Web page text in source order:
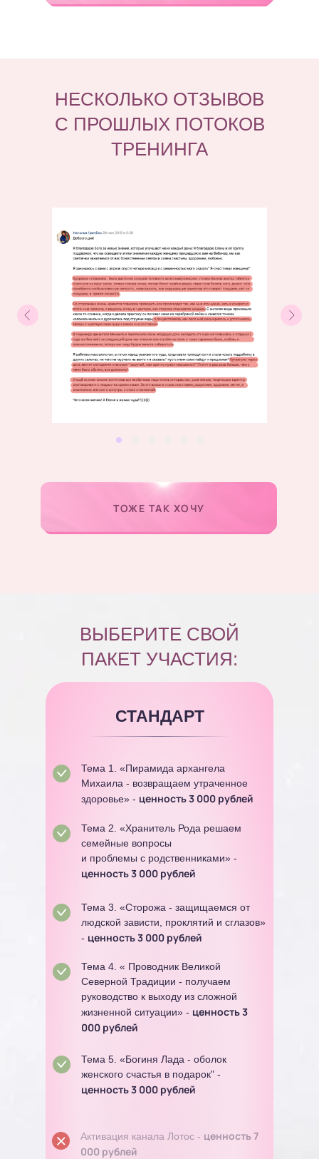
НЕСКОЛЬКО ОТЗЫВОВ
С ПРОШЛЫХ ПОТОКОВ
ТРЕНИНГА
ТОЖЕ ТАК ХОЧУ
СТАНДАРТ
Тема 1. «Пирамида архангела
Михаила - возвращаем утраченное
здоровье» - ценность 3 000 рублей
Тема 2. «Хранитель Рода решаем
семейные вопросы
и проблемы с родственниками» -
ценность 3 000 рублей
Тема 3. «Сторожа - защищаемся от
людской зависти, проклятий и сглазов»
- ценность 3 000 рублей
Тема 4. « Проводник Великой
Северной Традиции - получаем
руководство к выходу из сложной
жизненной ситуации» - ценность 3
000 рублей
Тема 5. «Богиня Лада - оболок
женского счастья в подарок" -
ценность 3 000 рублей
Активация канала Лотос - ценность 7
000 рублей
ВЫБЕРИТЕ СВОЙ
ПАКЕТ УЧАСТИЯ: